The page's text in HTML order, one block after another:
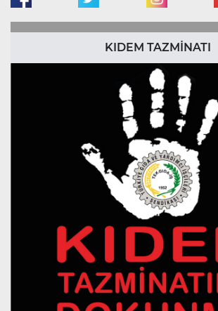
KIDEM TAZMİNATI